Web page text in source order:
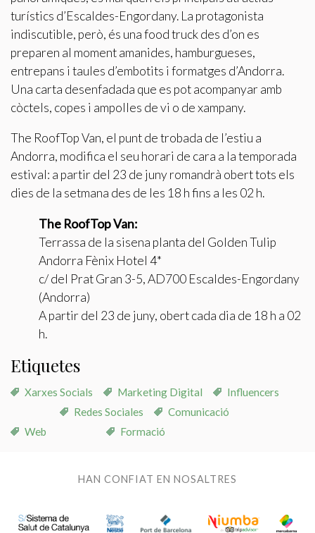
turístics d’Escaldes-Engordany. La protagonista
indiscutible, però, és una food truck des d’on es
preparen al moment amanides, hamburgueses,
entrepans i taules d’embotits i formatges d’Andorra.
Una carta desenfadada que es pot acompanyar amb
còctels, copes i ampolles de vi o de xampany.
The RoofTop Van, el punt de trobada de l’estiu a
Andorra, modifica el seu horari de cara a la temporada
estival: a partir del 23 de juny romandrà obert tots els
dies de la setmana des de les 18 h fins a les 02 h.
The RoofTop Van:
Terrassa de la sisena planta del Golden Tulip
Andorra Fènix Hotel 4*
c/ del Prat Gran 3-5, AD700 Escaldes-Engordany
(Andorra)
A partir del 23 de juny, obert cada dia de 18 h a 02
h.
Etiquetes
Xarxes Socials Marketing Digital
Influencers
Redes Sociales
Comunicació
Web
Formació
HAN CONFIAT EN NOSALTRES